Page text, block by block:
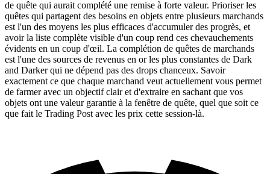
de quête qui aurait complété une remise à forte valeur. Prioriser les
quêtes qui partagent des besoins en objets entre plusieurs marchands
est l'un des moyens les plus efficaces d'accumuler des progrès, et
avoir la liste complète visible d'un coup rend ces chevauchements
évidents en un coup d'œil. La complétion de quêtes de marchands
est l'une des sources de revenus en or les plus constantes de Dark
and Darker qui ne dépend pas des drops chanceux. Savoir
exactement ce que chaque marchand veut actuellement vous permet
de farmer avec un objectif clair et d'extraire en sachant que vos
objets ont une valeur garantie à la fenêtre de quête, quel que soit ce
que fait le Trading Post avec les prix cette session-là.